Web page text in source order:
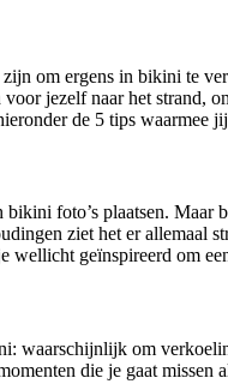
om ergens in bikini te
jezelf naar het strand,
de 5 tips waarmee
foto’s plaatsen.
ziet het er
wellicht geïnspireerd om
waarschijnlijk om
die je gaat